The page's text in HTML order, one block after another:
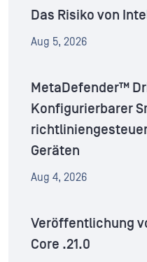
Das Risiko von
Aug 5, 2026
MetaDefender™
Konfigurierbarer
Geräten
Aug 4, 2026
Veröffentlichung
Core .21.0